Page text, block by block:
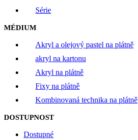
Série
MÉDIUM
Akryl a olejový pastel na plátně
akryl na kartonu
Akryl na plátně
Fixy na plátně
Kombinovaná technika na plátně
DOSTUPNOST
Dostupné